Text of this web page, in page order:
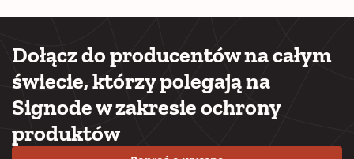
Dołącz do producentów na całym
świecie, którzy polegają na
Signode w zakresie ochrony
produktów